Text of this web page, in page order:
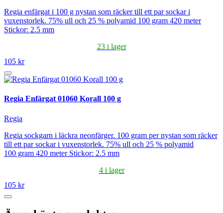
Regia enfärgat i 100 g nystan som räcker till ett par sockar i
vuxenstorlek. 75% ull och 25 % polyamid 100 gram 420 meter
Stickor: 2.5 mm
23 i lager
105 kr
Regia Enfärgat 01060 Korall 100 g
Regia
Regia sockgarn i läckra neonfärger. 100 gram per nystan som räcker
till ett par sockar i vuxenstorlek. 75% ull och 25 % polyamid
100 gram 420 meter Stickor: 2.5 mm
4 i lager
105 kr